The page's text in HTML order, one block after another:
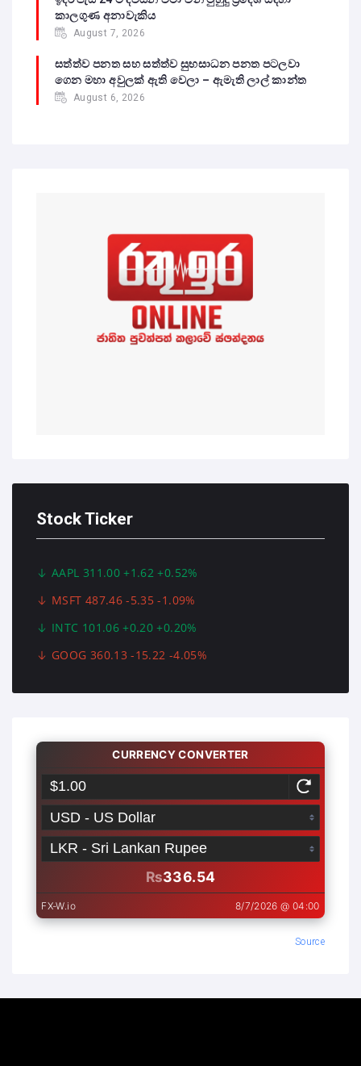
කාලගුණ අනාවැකිය
August 7, 2026
සත්ත්ව පනත සහ සත්ත්ව සුභසාධන පනත පටලවා
ගෙන මහා අවුලක් ඇති වෙලා – ඇමැති ලාල් කාන්ත
August 6, 2026
Stock Ticker
AAPL 311.00 +1.62 +0.52%
MSFT 487.46 -5.35 -1.09%
INTC 101.06 +0.20 +0.20%
GOOG 360.13 -15.22 -4.05%
Source